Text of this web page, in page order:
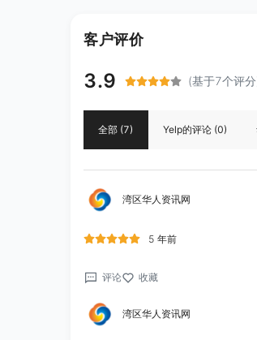
客户评价
3.9 (基于7个评
全部 (7) Yelp的评论 (0)
湾区华人资讯网
5 年前
评论 收藏
湾区华人资讯网